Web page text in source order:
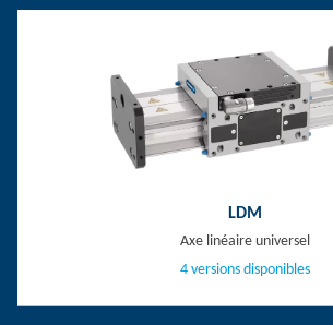
LDM
Axe linéaire universel
4 versions disponibles